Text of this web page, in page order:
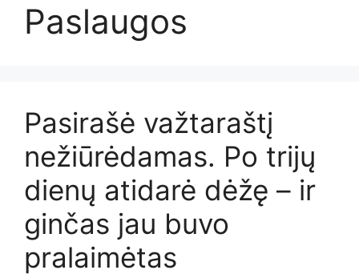
Paslaugos
Pasirašė važtaraštį
nežiūrėdamas. Po trijų
dienų atidarė dėžę – ir
ginčas jau buvo
pralaimėtas